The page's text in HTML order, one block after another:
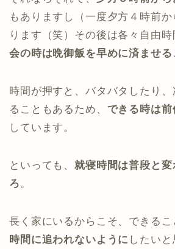
もありますし（一度夕方４時前
ります（笑）その後は各々自由時
会の時は晩御飯を早めに済ませる
時間が押すと、バタバタしたり
ることもあるため、 できる時は前
しています。
といっても、就寝時間は普段と
ろ。
長く家にいるからこそ、できるこ
時間に追われないように したいと